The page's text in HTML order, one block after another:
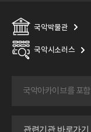
국악박물관
국악시소러스